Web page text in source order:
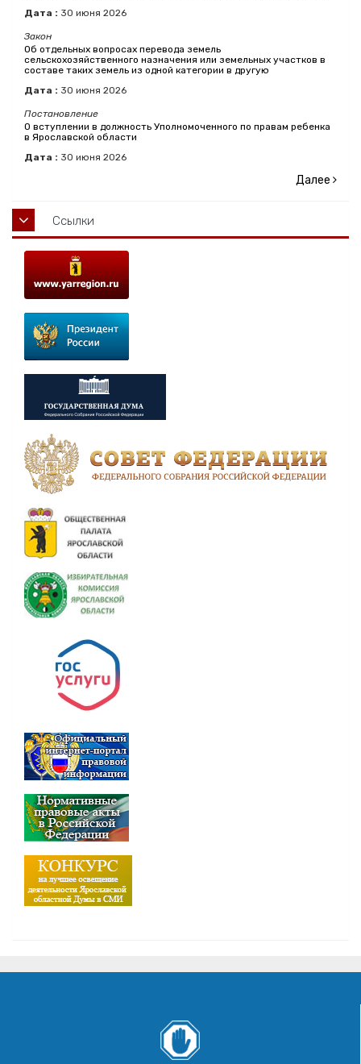
Дата : 30 июня 2026
Закон
Об отдельных вопросах перевода земель
сельскохозяйственного назначения или земельных участков в
составе таких земель из одной категории в другую
Дата : 30 июня 2026
Постановление
О вступлении в должность Уполномоченного по правам ребенка
в Ярославской области
Дата : 30 июня 2026
Далее
Ссылки